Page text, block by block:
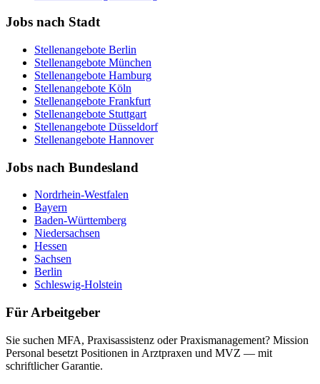
Jobs nach Stadt
Stellenangebote Berlin
Stellenangebote München
Stellenangebote Hamburg
Stellenangebote Köln
Stellenangebote Frankfurt
Stellenangebote Stuttgart
Stellenangebote Düsseldorf
Stellenangebote Hannover
Jobs nach Bundesland
Nordrhein-Westfalen
Bayern
Baden-Württemberg
Niedersachsen
Hessen
Sachsen
Berlin
Schleswig-Holstein
Für Arbeitgeber
Sie suchen MFA, Praxisassistenz oder Praxismanagement? Mission
Personal besetzt Positionen in Arztpraxen und MVZ — mit
schriftlicher Garantie.